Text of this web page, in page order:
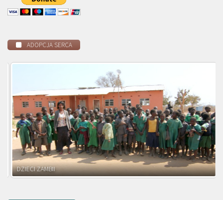
ADOPCJA SERCA
DZIECI MALAWI